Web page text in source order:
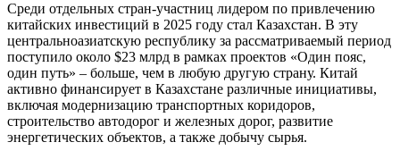
Среди отдельных стран-участниц лидером по привлечению
китайских инвестиций в 2025 году стал Казахстан. В эту
центральноазиатскую республику за рассматриваемый период
поступило около $23 млрд в рамках проектов «Один пояс,
один путь» – больше, чем в любую другую страну. Китай
активно финансирует в Казахстане различные инициативы,
включая модернизацию транспортных коридоров,
строительство автодорог и железных дорог, развитие
энергетических объектов, а также добычу сырья.